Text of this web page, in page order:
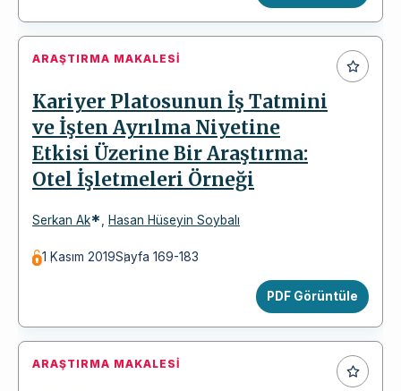
ARAŞTIRMA MAKALESI
Kariyer Platosunun İş Tatmini
ve İşten Ayrılma Niyetine
Etkisi Üzerine Bir Araştırma:
Otel İşletmeleri Örneği
Serkan Ak*, Hasan Hüseyin Soybalı
1 Kasım 2019Sayfa 169-183
PDF Görüntüle
ARAŞTIRMA MAKALESI